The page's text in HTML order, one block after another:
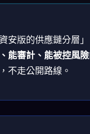
安版的供應鏈分層
能審計、能被控風險
不走公開路線。